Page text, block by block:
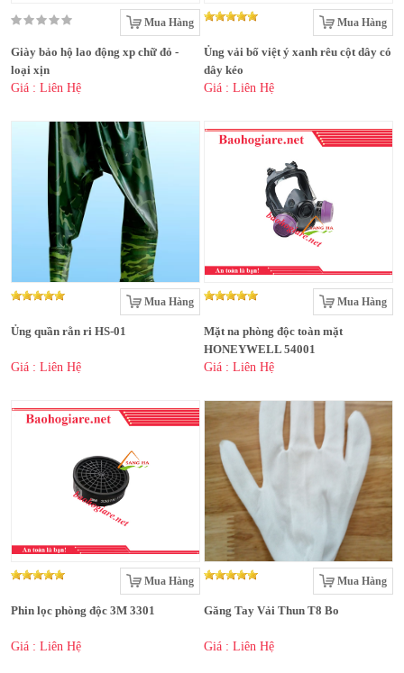
Mua Hàng
Giày bảo hộ lao động xp chữ đỏ -
loại xịn
Giá : Liên Hệ
Mua Hàng
Ủng vải bố việt ý xanh rêu cột dây có
dây kéo
Giá : Liên Hệ
Mua Hàng
Ủng quần rằn ri HS-01
Giá : Liên Hệ
Mua Hàng
Mặt na phòng độc toàn mặt
HONEYWELL 54001
Giá : Liên Hệ
Mua Hàng
Phin lọc phòng độc 3M 3301
Giá : Liên Hệ
Mua Hàng
Găng Tay Vải Thun T8 Bo
Giá : Liên Hệ